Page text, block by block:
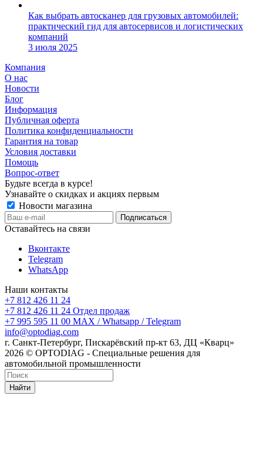
Как выбрать автосканер для грузовых автомобилей:
практический гид для автосервисов и логистических
компаний
3 июля 2025
Компания
О нас
Новости
Блог
Информация
Публичная оферта
Политика конфиденциальности
Гарантия на товар
Условия доставки
Помощь
Вопрос-ответ
Будьте всегда в курсе!
Узнавайте о скидках и акциях первым
Новости магазина
Оставайтесь на связи
Вконтакте
Telegram
WhatsApp
Наши контакты
+7 812 426 11 24
+7 812 426 11 24 Отдел продаж
+7 995 595 11 00 MAX / Whatsapp / Telegram
info@optodiag.com
г. Санкт-Петербург, Пискарёвский пр-кт 63, ДЦ «Кварц»
2026 © OPTODIAG - Специальные решения для
автомобильной промышленности
Найти